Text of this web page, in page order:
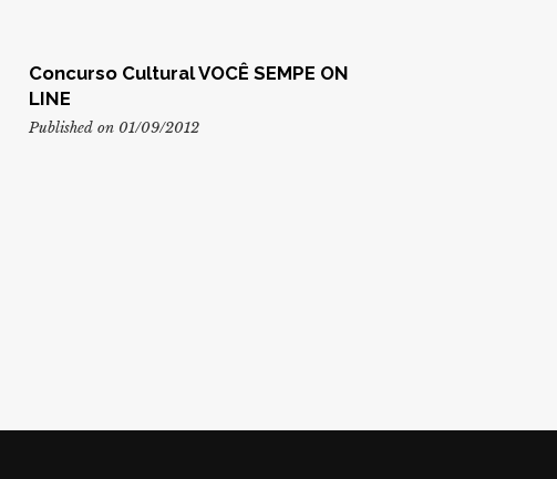
Concurso Cultural VOCÊ SEMPE ON
LINE
Published on 01/09/2012